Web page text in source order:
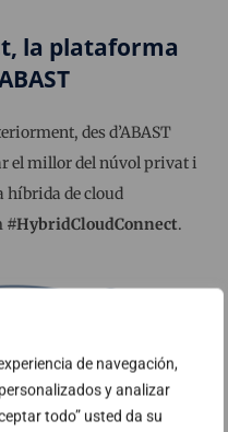
de navegación,
y analizar
todo” usted da su
la plataforma
des d’ABAST
el millor del núvol privat i
híbrida de cloud
#HybridCloudConnect.